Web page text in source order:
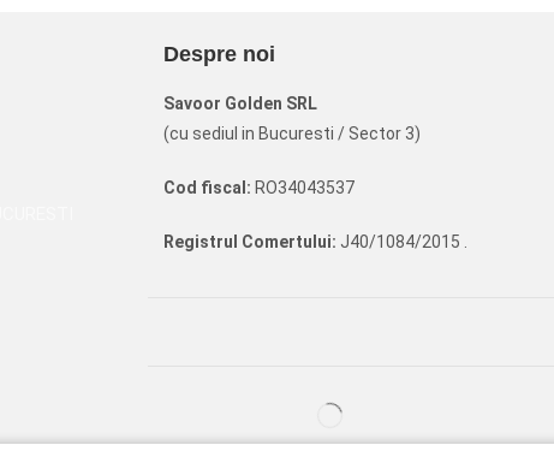
Despre noi
Savoor Golden SRL
(cu sediul in Bucuresti / Sector 3)
Cod fiscal: RO34043537
Registrul Comertului: J40/1084/2015 .